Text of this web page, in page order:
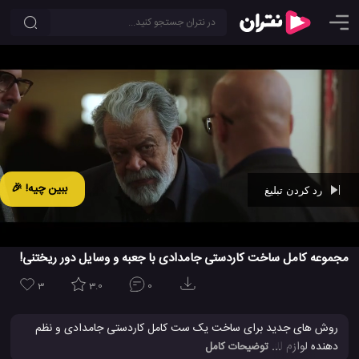
ببین چیه! 🎉
مجموعه کامل ساخت کاردستی جامدادی با جعبه و وسایل دور ریختنی!
3 3.0 0
روش های جدید برای ساخت یک ست کامل کاردستی جامدادی و نظم
دهنده لوازم التحریر را در این فیلم آموزشی یاد بگیرید. این کلیپ شامل
... توضیحات کامل